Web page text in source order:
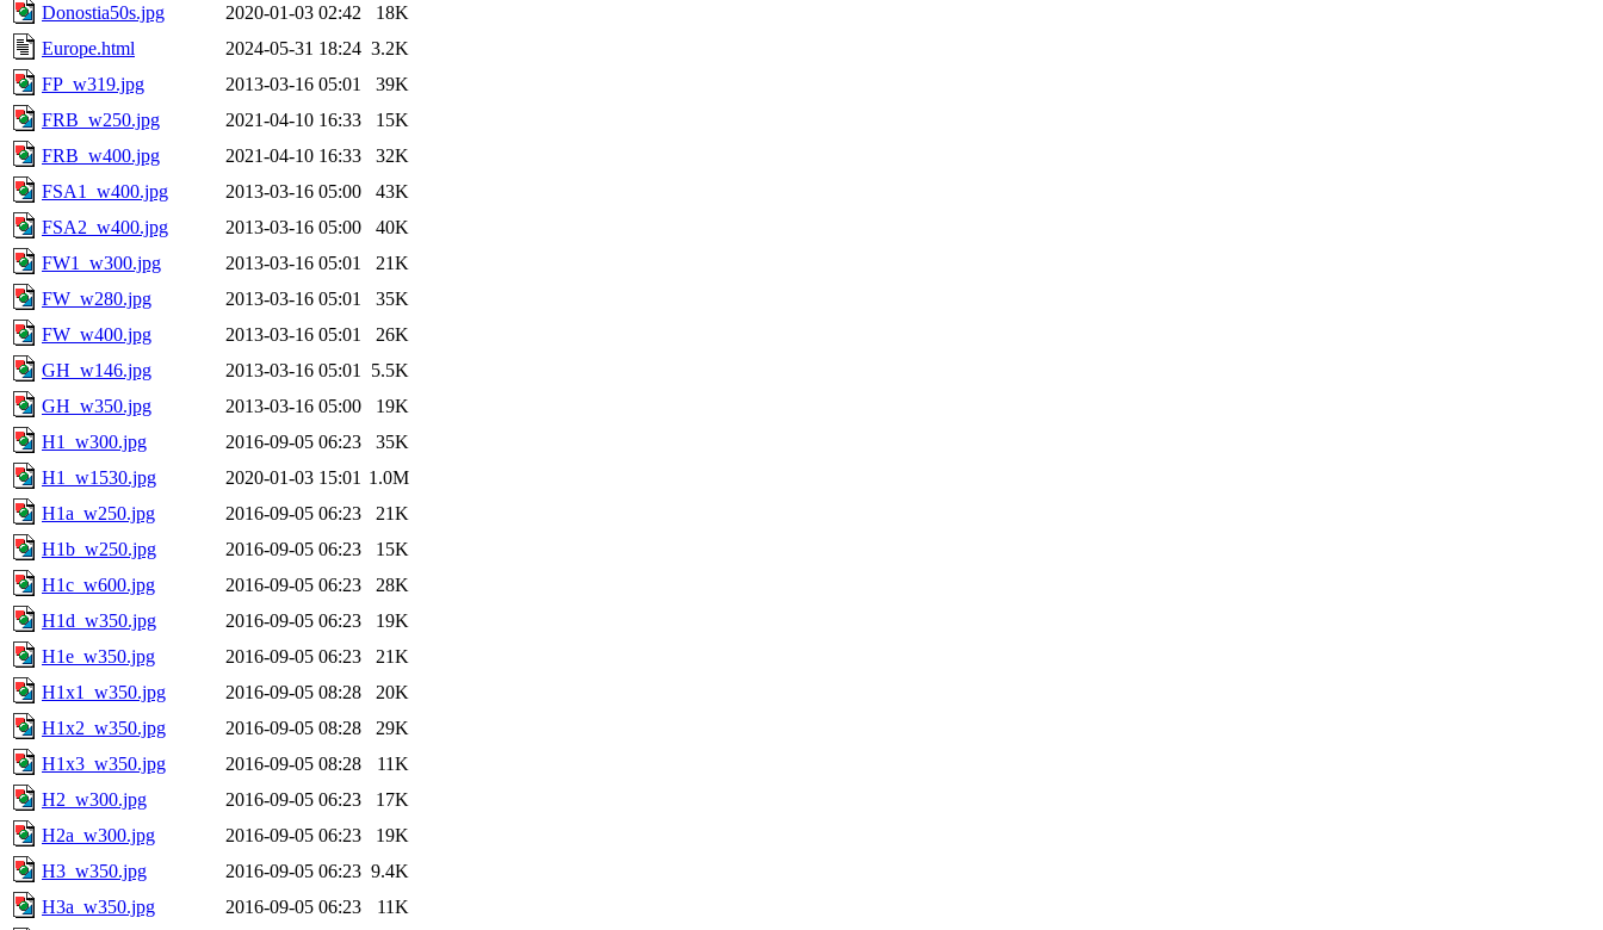
Donostia50s.jpg
2020-01-03 02:42
18K
Europe.html
2024-05-31 18:24 3.2K
FP_w319.jpg
2013-03-16 05:01
39K
FRB_w250.jpg
2021-04-10 16:33
15K
FRB_w400.jpg
2021-04-10 16:33
32K
FSA1_w400.jpg
2013-03-16 05:00
43K
FSA2_w400.jpg
2013-03-16 05:00
40K
FW1_w300.jpg
2013-03-16 05:01
21K
FW_w280.jpg
2013-03-16 05:01
35K
FW_w400.jpg
2013-03-16 05:01
26K
GH_w146.jpg
2013-03-16 05:01
5.5K
GH_w350.jpg
2013-03-16 05:00
19K
H1_w300.jpg
2016-09-05 06:23
35K
H1_w1530.jpg
2020-01-03 15:01 1.0M
H1a_w250.jpg
2016-09-05 06:23
21K
H1b_w250.jpg
2016-09-05 06:23
15K
H1c_w600.jpg
2016-09-05 06:23
28K
H1d_w350.jpg
2016-09-05 06:23
19K
H1e_w350.jpg
2016-09-05 06:23
21K
H1x1_w350.jpg
2016-09-05 08:28
20K
H1x2_w350.jpg
2016-09-05 08:28
29K
H1x3_w350.jpg
2016-09-05 08:28
11K
H2_w300.jpg
2016-09-05 06:23
17K
H2a_w300.jpg
2016-09-05 06:23
19K
H3_w350.jpg
2016-09-05 06:23 9.4K
H3a_w350.jpg
2016-09-05 06:23
11K